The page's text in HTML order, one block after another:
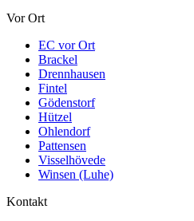
Vor Ort
EC vor Ort
Brackel
Drennhausen
Fintel
Gödenstorf
Hützel
Ohlendorf
Pattensen
Visselhövede
Winsen (Luhe)
Kontakt